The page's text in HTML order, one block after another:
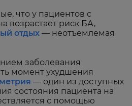
что у пациентов с
возрастает риск БА,
отдых — неотъемлемая
заболевания
момент ухудшения
— один из доступных
состояния пациента на
с помощью